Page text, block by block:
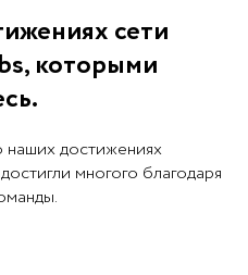
сети
которыми
наших достижениях
многого благодаря